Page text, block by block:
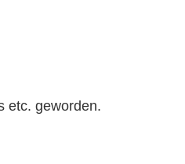
etc. geworden.